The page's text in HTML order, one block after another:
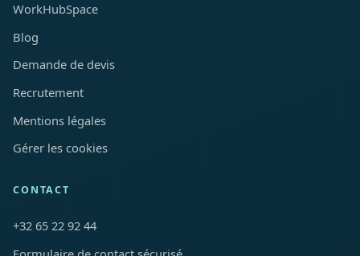
WorkHubSpace
Blog
Demande de devis
Recrutement
Mentions légales
Gérer les cookies
CONTACT
+32 65 22 92 44